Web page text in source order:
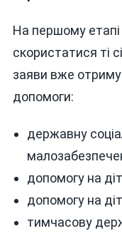
На першому
скористатися ті
заяви вже
допомоги:
державну
допомогу на
допомогу на
тимчасову